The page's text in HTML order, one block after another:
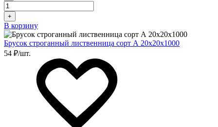
+
В корзину
Брусок строганный лиственница сорт А 20х20х1000
54 ₽/шт.